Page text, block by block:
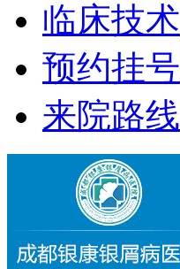
临床技术
预约挂号
来院路线